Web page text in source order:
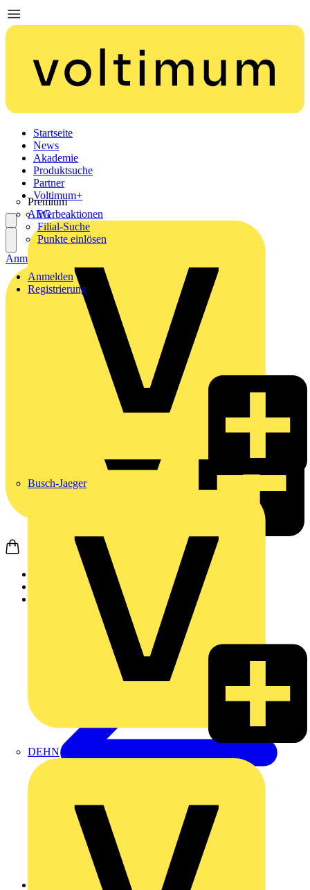
Startseite
News
Akademie
Produktsuche
Partner
Premium
AEG
Busch-Jaeger
DEHN
Voltimum+
Werbeaktionen
Filial-Suche
Punkte einlösen
Anmelden
Registrierung
Anmelden